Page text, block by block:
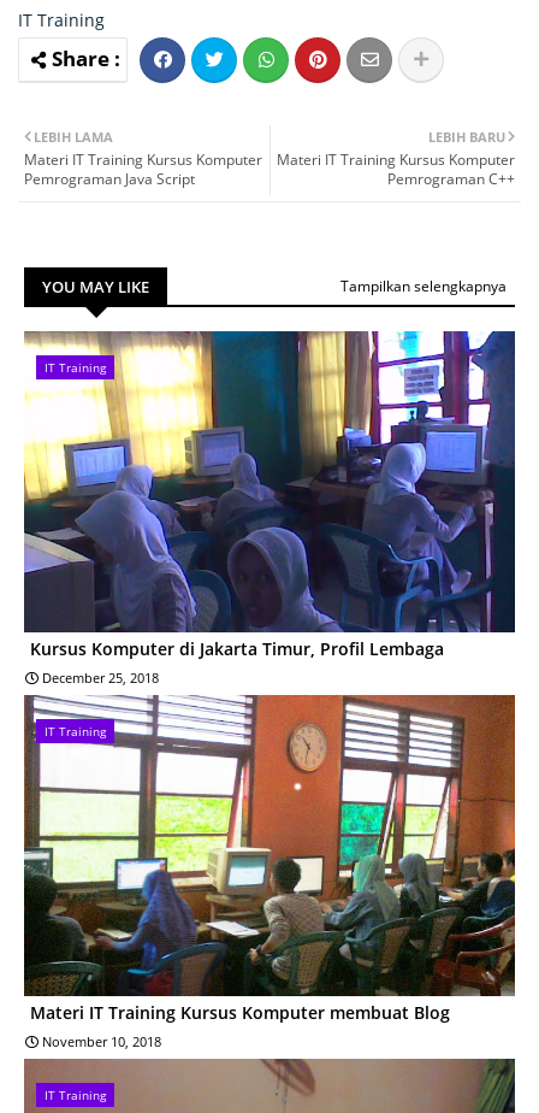
IT Training
LEBIH BARU
Materi IT Training Kursus Komputer
Pemrograman C++
LEBIH LAMA
Materi IT Training Kursus Komputer
Pemrograman Java Script
YOU MAY LIKE Tampilkan selengkapnya
IT Training
Kursus Komputer di Jakarta Timur, Profil Lembaga
December 25, 2018
IT Training
Materi IT Training Kursus Komputer membuat Blog
November 10, 2018
IT Training